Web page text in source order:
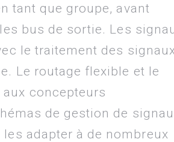
tant que groupe, avant
bus de sortie. Les
le traitement des signaux
Le routage flexible et le
concepteurs
de gestion de
adapter à de nombreux